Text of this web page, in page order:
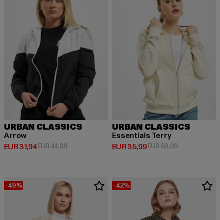
URBAN CLASSICS
Arrow
EUR 31,94
Derzeitiger Preis: EUR 31,94
EUR 44,99Aktionspreis: EUR 44,99
URBAN CLASSICS
Essentials Terry
EUR 35,99
Derzeitiger Preis: EUR 35,99
EUR 59,99Aktionspreis:
-49% -42%